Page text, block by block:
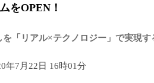
をOPEN！
を「リアル×テクノロジー」で実現す
年7月22日 16時01分